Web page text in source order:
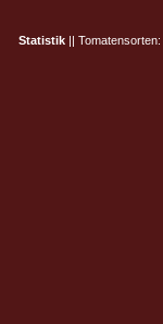
Statistik|| Tomatensorten: